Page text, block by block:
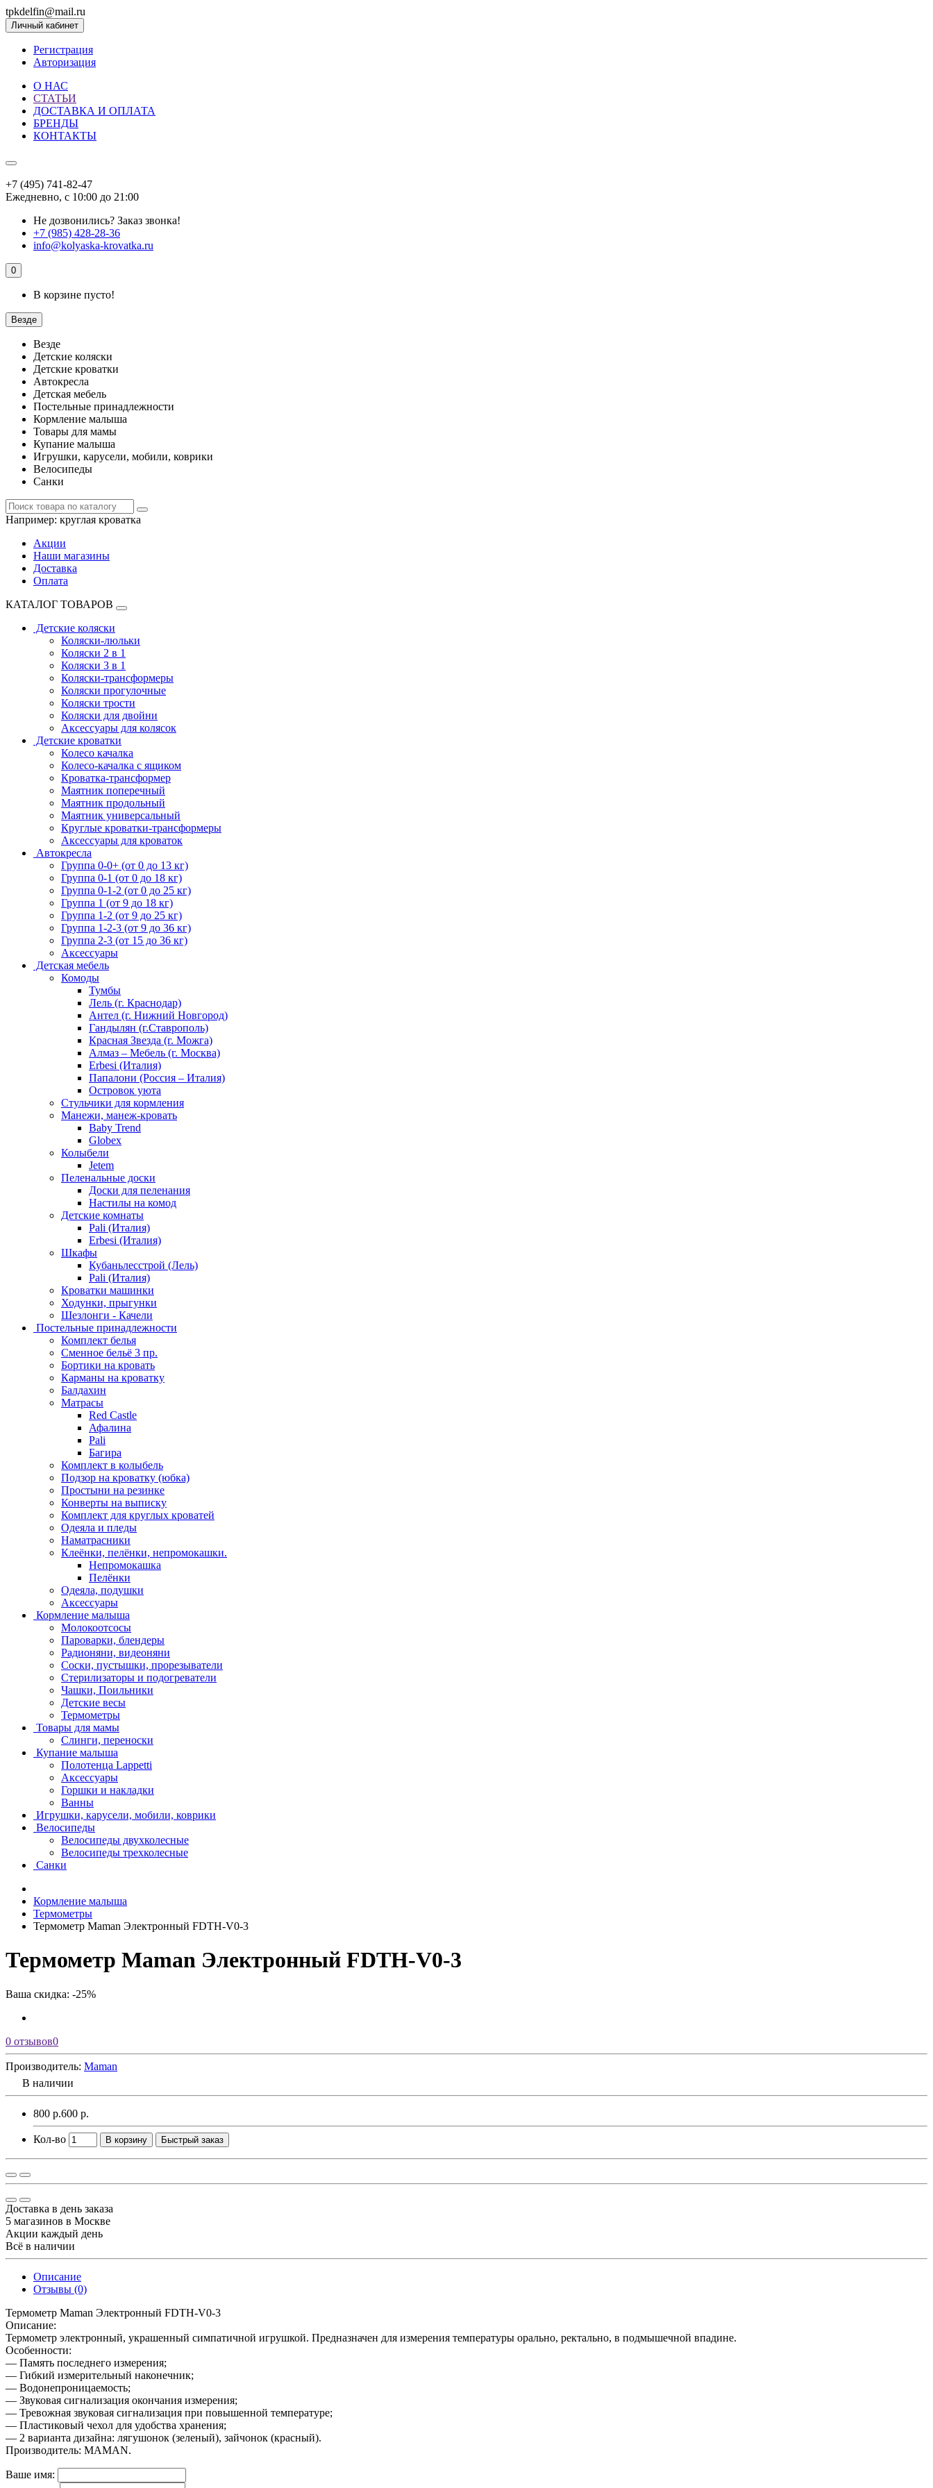
tpkdelfin@mail.ru
Личный кабинет
Регистрация
Авторизация
О НАС
СТАТЬИ
ДОСТАВКА И ОПЛАТА
БРЕНДЫ
КОНТАКТЫ
+7 (495) 741-82-47
Ежедневно, с 10:00 до 21:00
Не дозвонились? Заказ звонка!
+7 (985) 428-28-36
info@kolyaska-krovatka.ru
0
В корзине пусто!
Везде
Везде
Детские коляски
Детские кроватки
Автокресла
Детская мебель
Постельные принадлежности
Кормление малыша
Товары для мамы
Купание малыша
Игрушки, карусели, мобили, коврики
Велосипеды
Санки
Например: круглая кроватка
Акции
Наши магазины
Доставка
Оплата
КАТАЛОГ ТОВАРОВ
Детские коляски
Коляски-люльки
Коляски 2 в 1
Коляски 3 в 1
Коляски-трансформеры
Коляски прогулочные
Коляски трости
Коляски для двойни
Аксессуары для колясок
Детские кроватки
Колесо качалка
Колесо-качалка с ящиком
Кроватка-трансформер
Маятник поперечный
Маятник продольный
Маятник универсальный
Круглые кроватки-трансформеры
Аксессуары для кроваток
Автокресла
Группа 0-0+ (от 0 до 13 кг)
Группа 0-1 (от 0 до 18 кг)
Группа 0-1-2 (от 0 до 25 кг)
Группа 1 (от 9 до 18 кг)
Группа 1-2 (от 9 до 25 кг)
Группа 1-2-3 (от 9 до 36 кг)
Группа 2-3 (от 15 до 36 кг)
Аксессуары
Детская мебель
Комоды
Тумбы
Лель (г. Краснодар)
Антел (г. Нижний Новгород)
Гандылян (г.Ставрополь)
Красная Звезда (г. Можга)
Алмаз – Мебель (г. Москва)
Erbesi (Италия)
Папалони (Россия – Италия)
Островок уюта
Стульчики для кормления
Манежи, манеж-кровать
Baby Trend
Globex
Колыбели
Jetem
Пеленальные доски
Доски для пеленания
Настилы на комод
Детские комнаты
Pali (Италия)
Erbesi (Италия)
Шкафы
Кубаньлесстрой (Лель)
Pali (Италия)
Кроватки машинки
Ходунки, прыгунки
Шезлонги - Качели
Постельные принадлежности
Комплект белья
Сменное бельё 3 пр.
Бортики на кровать
Карманы на кроватку
Балдахин
Матрасы
Red Castle
Афалина
Pali
Багира
Комплект в колыбель
Подзор на кроватку (юбка)
Простыни на резинке
Конверты на выписку
Комплект для круглых кроватей
Одеяла и пледы
Наматрасники
Клеёнки, пелёнки, непромокашки.
Непромокашка
Пелёнки
Одеяла, подушки
Аксессуары
Кормление малыша
Молокоотсосы
Пароварки, блендеры
Радионяни, видеоняни
Соски, пустышки, прорезыватели
Стерилизаторы и подогреватели
Чашки, Поильники
Детские весы
Термометры
Товары для мамы
Слинги, переноски
Купание малыша
Полотенца Lappetti
Аксессуары
Горшки и накладки
Ванны
Игрушки, карусели, мобили, коврики
Велосипеды
Велосипеды двухколесные
Велосипеды трехколесные
Санки
Кормление малыша
Термометры
Термометр Maman Электронный FDTH-V0-3
Термометр Maman Электронный FDTH-V0-3
Ваша скидка: -25%
0 отзывов0
Производитель: Maman
В наличии
800 р.600 р.
Кол-во В корзину Быстрый заказ
Доставка в день заказа
5 магазинов в Москве
Акции каждый день
Всё в наличии
Описание
Отзывы (0)
Термометр Maman Электронный FDTH-V0-3
Описание:
Термометр электронный, украшенный симпатичной игрушкой. Предназначен для измерения температуры орально, ректально, в подмышечной впадине.
Особенности:
— Память последнего измерения;
— Гибкий измерительный наконечник;
— Водонепроницаемость;
— Звуковая сигнализация окончания измерения;
— Тревожная звуковая сигнализация при повышенной температуре;
— Пластиковый чехол для удобства хранения;
— 2 варианта дизайна: лягушонок (зеленый), зайчонок (красный).
Производитель: MAMAN.
Ваше имя: